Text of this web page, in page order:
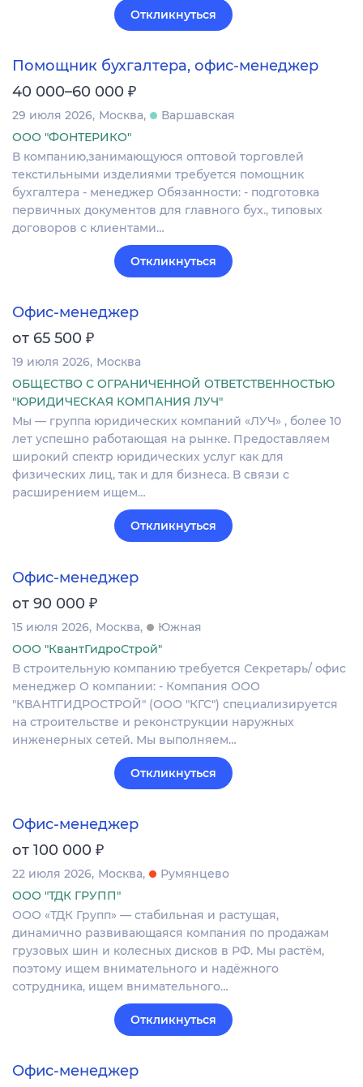
Откликнуться
Помощник бухгалтера, офис-менеджер
40 000–60 000 ₽
29 июля 2026 Москва
Варшавская
ООО "ФОНТЕРИКО"
В компанию,занимающуюся оптовой торговлей
текстильными изделиями требуется помощник
бухгалтера - менеджер Обязанности: - подготовка
первичных документов для главного бух., типовых
договоров с клиентами…
Откликнуться
Офис-менеджер
от 65 500 ₽
19 июля 2026 Москва
ОБЩЕСТВО С ОГРАНИЧЕННОЙ ОТВЕТСТВЕННОСТЬЮ
"ЮРИДИЧЕСКАЯ КОМПАНИЯ ЛУЧ"
Мы — группа юридических компаний «ЛУЧ» , более 10
лет успешно работающая на рынке. Предоставляем
широкий спектр юридических услуг как для
физических лиц, так и для бизнеса. В связи с
расширением ищем…
Откликнуться
Офис-менеджер
от 90 000 ₽
15 июля 2026 Москва
Южная
ООО "КвантГидроСтрой"
В строительную компанию требуется Секретарь/ офис
менеджер О компании: - Компания ООО
"КВАНТГИДРОСТРОЙ" (ООО "КГС") специализируется
на строительстве и реконструкции наружных
инженерных сетей. Мы выполняем…
Откликнуться
Офис-менеджер
от 100 000 ₽
22 июля 2026 Москва
Румянцево
ООО "ТДК ГРУПП"
ООО «ТДК Групп» — стабильная и растущая,
динамично развивающаяся компания по продажам
грузовых шин и колесных дисков в РФ. Мы растём,
поэтому ищем внимательного и надёжного
сотрудника, ищем внимательного…
Откликнуться
Офис-менеджер